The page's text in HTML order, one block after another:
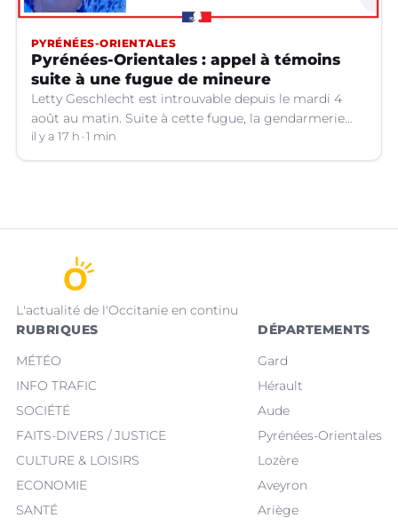
PYRÉNÉES-ORIENTALES
Pyrénées-Orientales : appel à témoins
suite à une fugue de mineure
Letty Geschlecht est introuvable depuis le mardi 4
août au matin. Suite à cette fugue, la gendarmerie
des Pyrénées-Orientales lance un appel à témoins.
il y a 17 h 1 min
L'actualité de l'Occitanie en continu
RUBRIQUES
MÉTÉO
INFO TRAFIC
SOCIÉTÉ
FAITS-DIVERS / JUSTICE
CULTURE & LOISIRS
ECONOMIE
SANTÉ
DÉPARTEMENTS
Gard
Hérault
Aude
Pyrénées-Orientales
Lozère
Aveyron
Ariège